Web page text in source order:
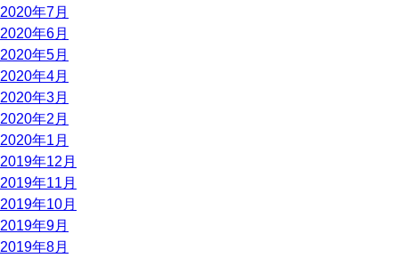
2020年7月
2020年6月
2020年5月
2020年4月
2020年3月
2020年2月
2020年1月
2019年12月
2019年11月
2019年10月
2019年9月
2019年8月